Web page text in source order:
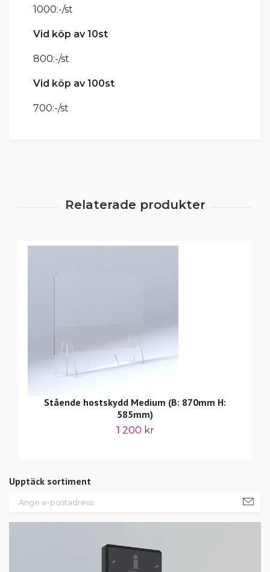
Upptäck sortiment
1000:-/st
Vid köp av 10st
800:-/st
Vid köp av 100st
700:-/st
Stående hostskydd Medium (B: 870mm H:
585mm)
1 200 kr